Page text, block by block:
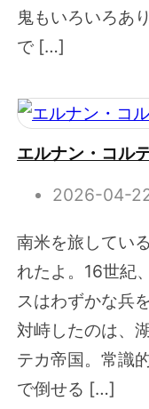
鬼もいろいろあ
で […]
エルナン・コル
2026-04-
南米を旅してい
れたよ。16世紀
スはわずかな兵
対峙したのは、
テカ帝国。常識
で倒せる […]